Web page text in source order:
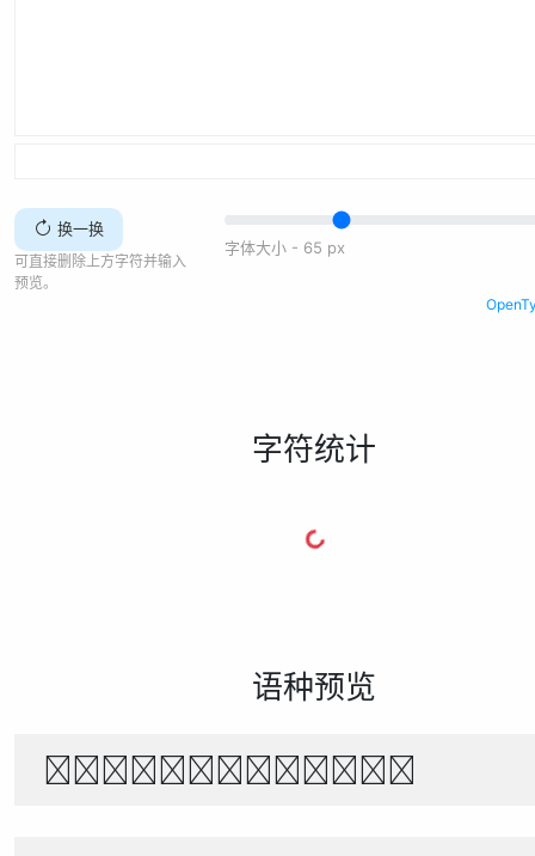
换一换
可直接删除上方字符并输入
预览。
字体大小 - 65 px
字符统计
语种预览
人目口心休明采集日月山水火